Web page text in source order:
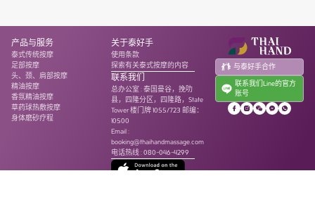
产品与服务
泰式传统按摩
足部按摩
头、颈、肩部按摩
精油按摩
香氛精油按摩
草药球热敷按摩
身体磨砂疗程
关于泰好手
使用条款
探索有关泰式按摩的内容
联系我们
总办公室:泰国曼谷，挽叻
县，四隆分区，四隆路，State
Tower 楼门牌 1055/723 邮编：
10500
Email :
booking@thaihandmassage.com
电话热线:080-046-4299
与泰好手合作
联系我们Line的官方
账号